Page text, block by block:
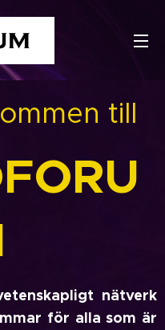
till
nätverk
för alla som är